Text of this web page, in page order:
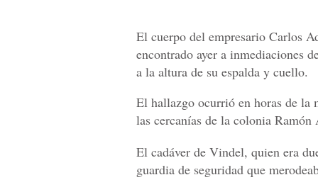
El cuerpo del empresario Carlos
encontrado ayer a inmediaciones
a la altura de su espalda y cuello.
El hallazgo ocurrió en horas de la
las cercanías de la colonia Ramón
El cadáver de Vindel, quien era
guardia de seguridad que